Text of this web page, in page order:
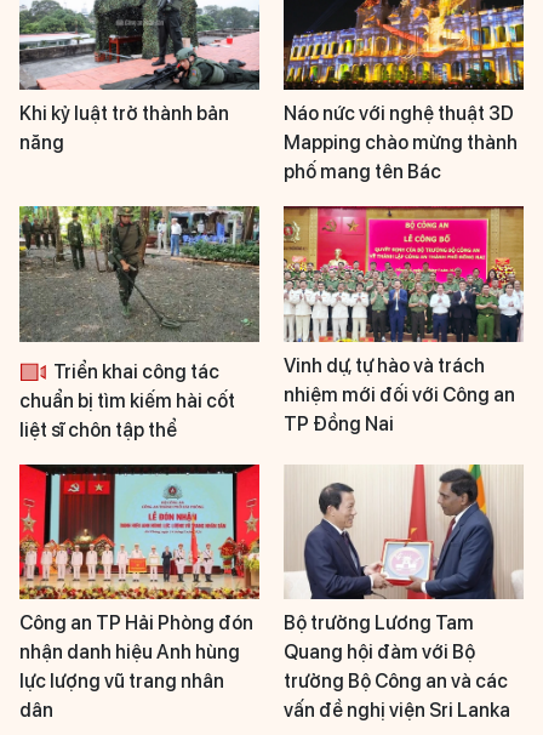
Khi kỷ luật trở thành bản
năng
Náo nức với nghệ thuật 3D
Mapping chào mừng thành
phố mang tên Bác
Triển khai công tác
chuẩn bị tìm kiếm hài cốt
liệt sĩ chôn tập thể
Vinh dự, tự hào và trách
nhiệm mới đối với Công an
TP Đồng Nai
Công an TP Hải Phòng đón
nhận danh hiệu Anh hùng
lực lượng vũ trang nhân
dân
Bộ trưởng Lương Tam
Quang hội đàm với Bộ
trưởng Bộ Công an và các
vấn đề nghị viện Sri Lanka